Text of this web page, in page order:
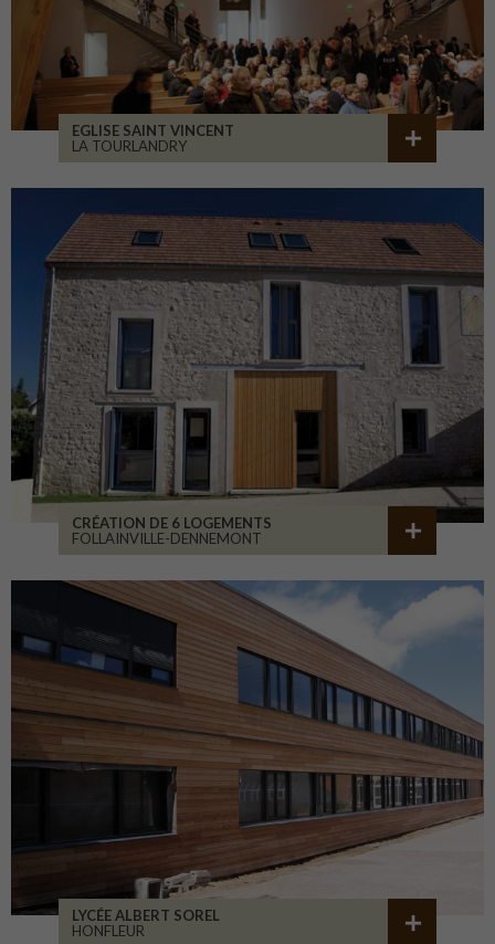
EGLISE SAINT VINCENT
LA TOURLANDRY
CRÉATION DE 6 LOGEMENTS
FOLLAINVILLE-DENNEMONT
LYCÉE ALBERT SOREL
HONFLEUR